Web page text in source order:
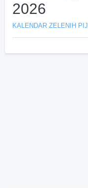
2026
KALENDAR ZELENIH